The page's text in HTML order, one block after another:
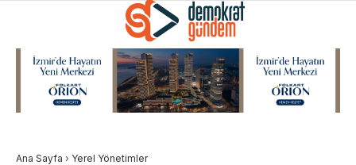
Ana Sayfa › Yerel Yönetimler